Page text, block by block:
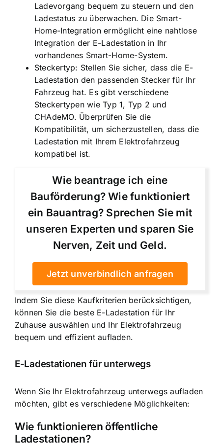
Ladevorgang bequem zu steuern und den
Ladestatus zu überwachen. Die Smart-
Home-Integration ermöglicht eine nahtlose
Integration der E-Ladestation in Ihr
vorhandenes Smart-Home-System.
Steckertyp: Stellen Sie sicher, dass die E-
Ladestation den passenden Stecker für Ihr
Fahrzeug hat. Es gibt verschiedene
Steckertypen wie Typ 1, Typ 2 und
CHAdeMO. Überprüfen Sie die
Kompatibilität, um sicherzustellen, dass die
Ladestation mit Ihrem Elektrofahrzeug
kompatibel ist.
Wie beantrage ich eine
Bauförderung? Wie funktioniert
ein Bauantrag? Sprechen Sie mit
unseren Experten und sparen Sie
Nerven, Zeit und Geld.
Jetzt unverbindlich anfragen
Indem Sie diese Kaufkriterien berücksichtigen,
können Sie die beste E-Ladestation für Ihr
Zuhause auswählen und Ihr Elektrofahrzeug
bequem und effizient aufladen.
E-Ladestationen für unterwegs
Wenn Sie Ihr Elektrofahrzeug unterwegs aufladen
möchten, gibt es verschiedene Möglichkeiten:
Wie funktionieren öffentliche
Ladestationen?